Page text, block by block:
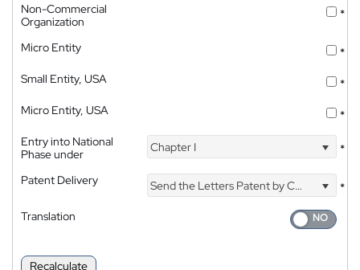
Non-Commercial
Organization
*
Micro Entity
*
Small Entity, USA
*
Micro Entity, USA
*
Entry into National
Phase under
Chapter I *
Patent Delivery Send the Letters Patent by Courier
*
Translation
Recalculate